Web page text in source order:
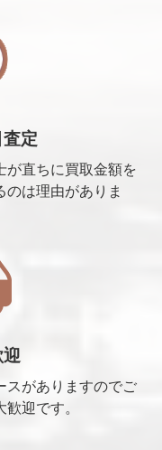
定
が直ちに買取金額を
は理由がありま
スがありますのでご
迎です。